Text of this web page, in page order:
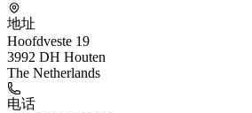
地址
Hoofdveste 19
3992 DH Houten
The Netherlands
电话